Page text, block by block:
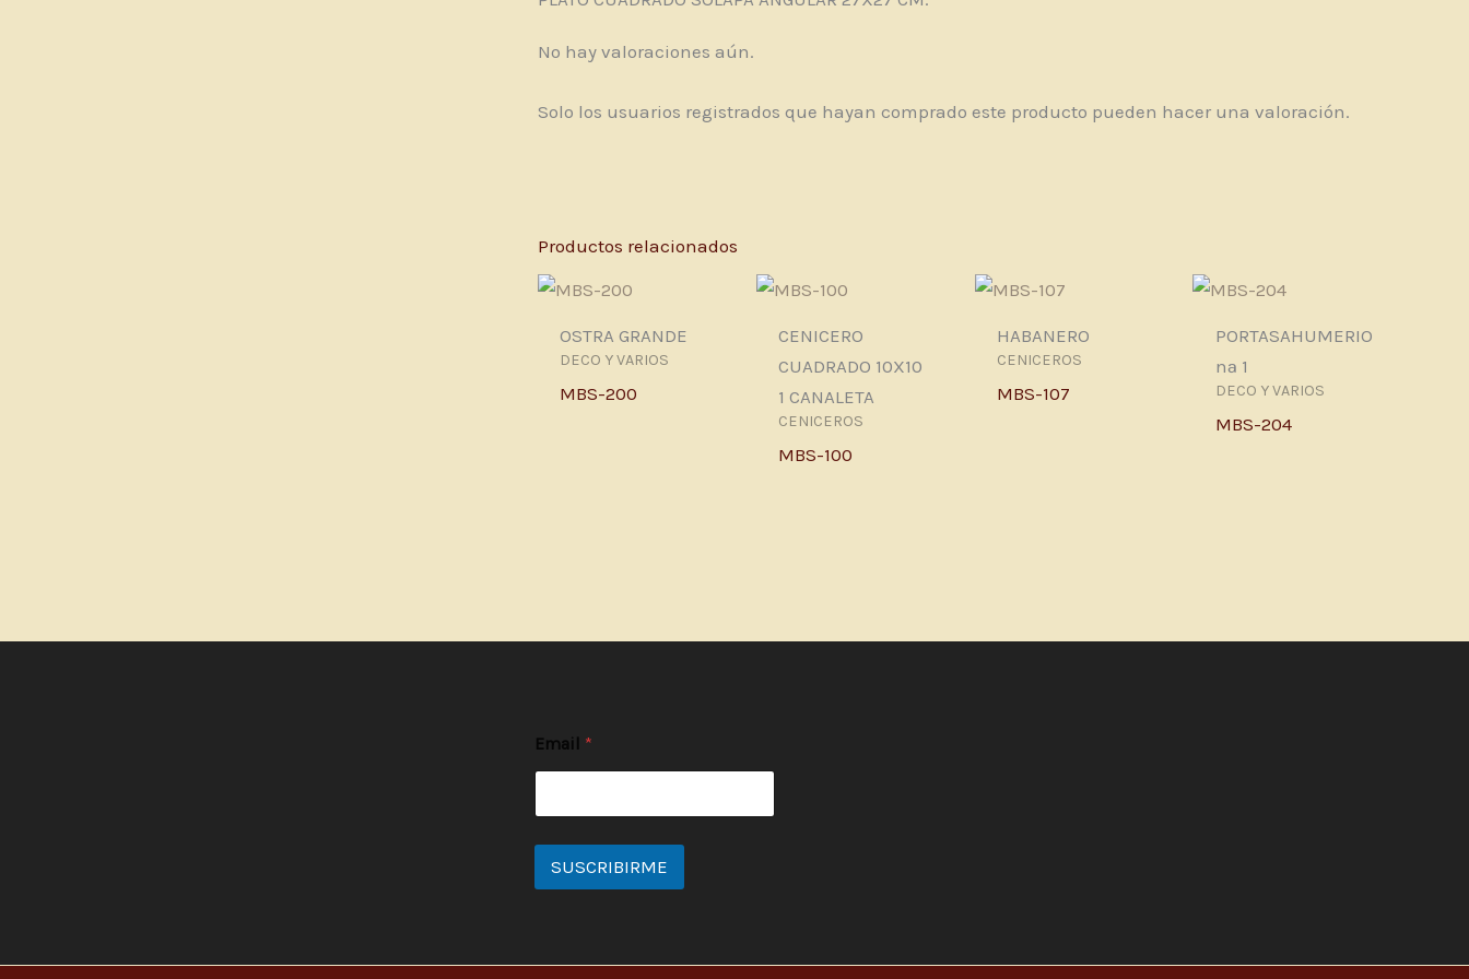
No hay valoraciones aún.
Solo los usuarios registrados que hayan comprado este producto pueden hacer una valoración.
Productos relacionados
OSTRA GRANDE
DECO Y VARIOS
MBS-200
CENICERO
CUADRADO 10X10
1 CANALETA
CENICEROS
MBS-100
HABANERO
CENICEROS
MBS-107
PORTASAHUMERIO
nª 1
DECO Y VARIOS
MBS-204
Email *
SUSCRIBIRME